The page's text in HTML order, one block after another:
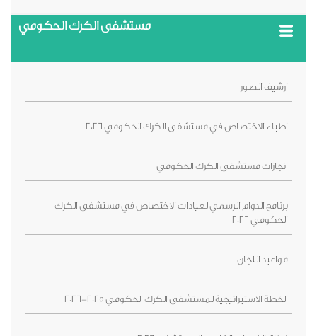
مستشفى الكرك الحكومي
ارشيف الصور
اطباء الاختصاص في مستشفى الكرك الحكومي 2026
انجازات مستشفى الكرك الحكومي
برنامج الدوام الرسمي لعيادات الاختصاص في مستشفى الكرك
الحكومي 2026
مواعيد اللجان
الخطة الاستيراتيجية لمستشفى الكرك الحكومي 2025-2026